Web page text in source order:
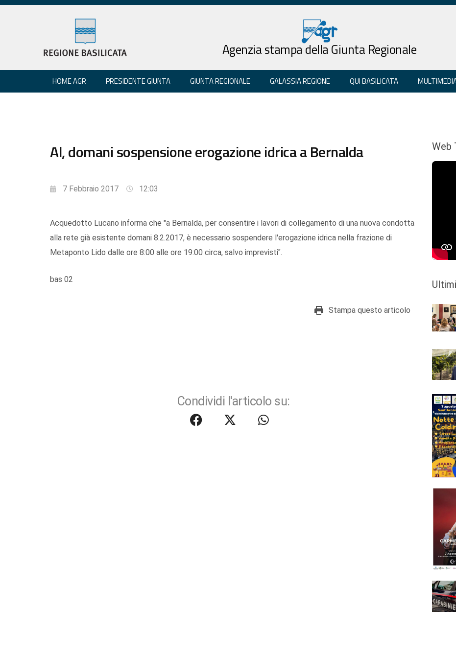
Agenzia stampa della Giunta Regionale
HOME AGR PRESIDENTE GIUNTA GIUNTA REGIONALE GALASSIA REGIONE QUI BASILICATA
Al, domani sospensione erogazione idrica a Bernalda
7 Febbraio 2017 12:03
Acquedotto Lucano informa che "a Bernalda, per consentire i lavori di collegamento di una nuova condotta
alla rete già esistente domani 8.2.2017, è necessario sospendere l'erogazione idrica nella frazione di
Metaponto Lido dalle ore 8:00 alle ore 19:00 circa, salvo imprevisti".
bas 02
Stampa questo articolo
Condividi l'articolo su:
Web